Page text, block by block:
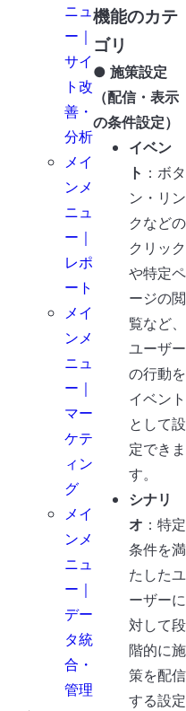
ニュ
ー｜
サイ
ト改
善・
分析
メイ
ンメ
ニュ
ー｜
レポ
ート
メイ
ンメ
ニュ
ー｜
マー
ケテ
ィン
グ
メイ
ンメ
ニュ
ー｜
デー
タ統
合・
管理
機能のカテ
ゴリ
● 施策設定
（配信・表示
の条件設定）
イベン
ト ：ボタ
ン・リン
クなどの
クリック
や特定ペ
ージの閲
覧など、
ユーザー
の行動を
イベント
として設
定できま
す。
シナリ
オ ：特定
条件を満
たしたユ
ーザーに
対して段
階的に施
策を配信
する設定